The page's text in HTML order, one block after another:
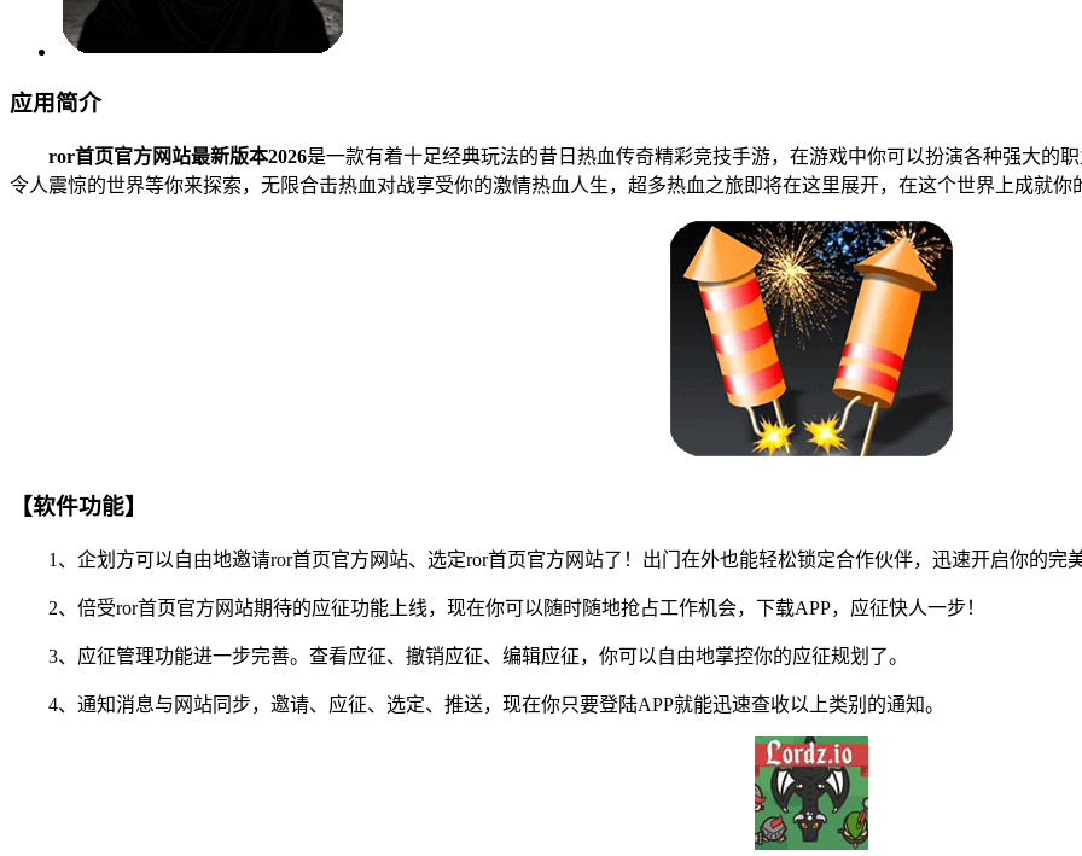
应用简介
ror首页官方网站最新版本2026是一款有着十足经典玩法的昔日热血传奇精彩竞技手游，在游戏中你可以扮演各种强大的
令人震惊的世界等你来探索，无限合击热血对战享受你的激情热血人生，超多热血之旅即将在这里展开，在这个世界上成就你
【软件功能】
1、企划方可以自由地邀请ror首页官方网站、选定ror首页官方网站了！出门在外也能轻松锁定合作伙伴，迅速开启你的完
2、倍受ror首页官方网站期待的应征功能上线，现在你可以随时随地抢占工作机会，下载APP，应征快人一步！
3、应征管理功能进一步完善。查看应征、撤销应征、编辑应征，你可以自由地掌控你的应征规划了。
4、通知消息与网站同步，邀请、应征、选定、推送，现在你只要登陆APP就能迅速查收以上类别的通知。